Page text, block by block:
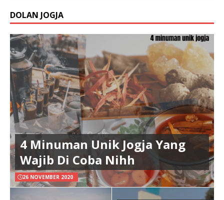
DOLAN JOGJA
4 Minuman Unik Jogja Yang
Wajib Di Coba Nihh
26 NOVEMBER 2020